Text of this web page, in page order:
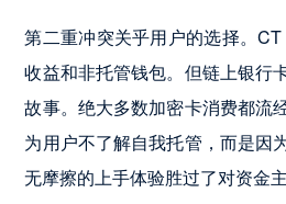
第二重冲突关乎用户的选择。
收益和非托管钱包。但链上银行
故事。绝大多数加密卡消费都流
为用户不了解自我托管，而是因
无摩擦的上手体验胜过了对资金主